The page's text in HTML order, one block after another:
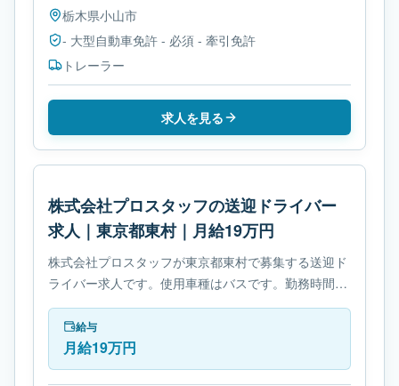
栃木県小山市
- 大型自動車免許 - 必須 - 牽引免許
トレーラー
求人を見る
株式会社プロスタッフの送迎ドライバー
求人｜東京都東村｜月給19万円
株式会社プロスタッフが東京都東村で募集する送迎ド
ライバー求人です。使用車種はバスです。勤務時間
は- 変形労働時間制です。必要免許は- 中型自動車免許
です。給与
月給19万円